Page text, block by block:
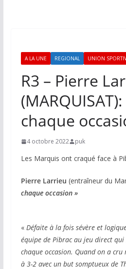
A LA UNE REGIONAL UNION
R3 – Pierre
chaque
4 octobre 2022 puk
Les Marquis ont craqué face à
Pierre Larrieu (entraîneur du
chaque occasion »
« Défaite à la fois sévère et
équipe de Pibrac au jeu direct
chaque occasion. Quand on a
à 3-2 avec un but somptueux de